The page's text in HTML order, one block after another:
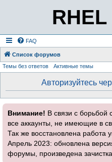
FAQ
Список форумов
Темы без ответов Активные темы
Авторизуйтесь
Внимание! В связи с
все аккаунты, не имеющие в
Так же восстановлена работа
Апрель 2023: обновлена
форумы, произведена